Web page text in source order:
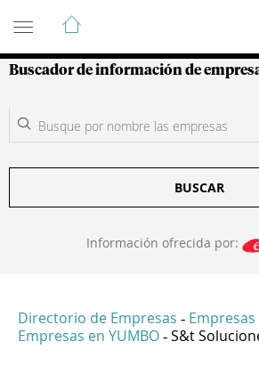
Guía de Empresas
Buscador de información de
BUSCAR
Información ofrecida por:
Directorio de Empresas - Empresas
Empresas en YUMBO - S&t